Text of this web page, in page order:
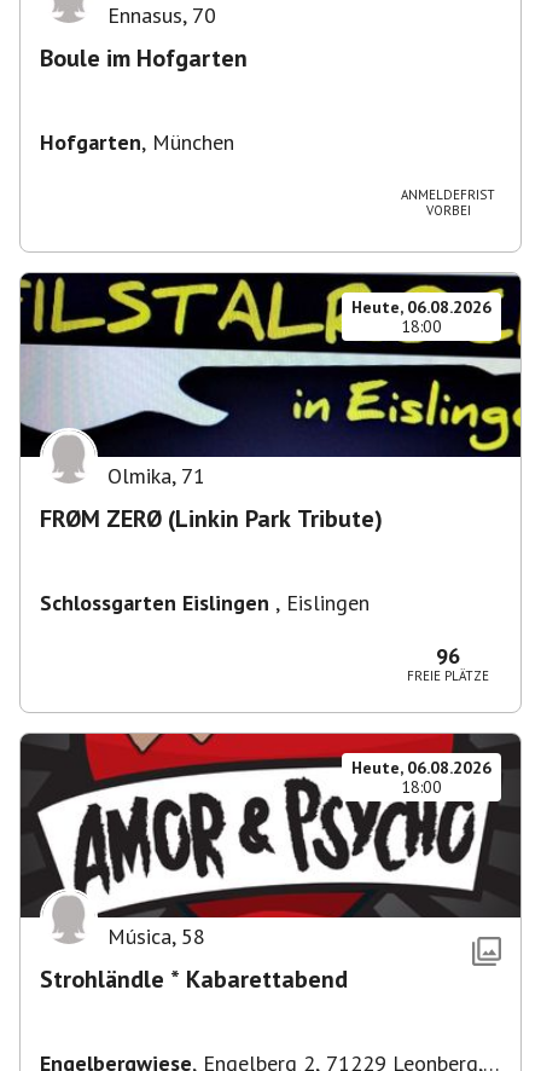
Ennasus, 70
Boule im Hofgarten
Hofgarten, München
ANMELDEFRIST
VORBEI
Heute, 06.08.2026
18:00
Olmika, 71
FRØM ZERØ (Linkin Park Tribute)
Schlossgarten Eislingen , Eislingen
96
FREIE PLÄTZE
Heute, 06.08.2026
18:00
Música, 58
Strohländle * Kabarettabend
Engelbergwiese, Engelberg 2, 71229 Leonberg,